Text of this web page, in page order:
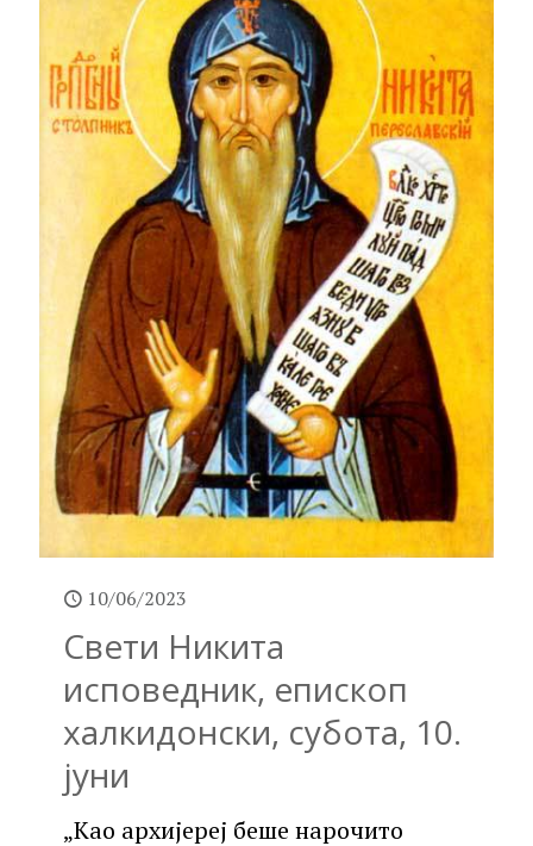
10/06/2023
Свети Никита
исповедник, епископ
халкидонски, субота, 10.
јуни
„Као архијереј беше нарочито